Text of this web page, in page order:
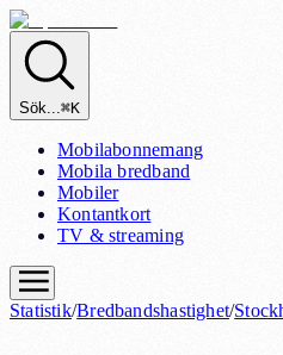
Sök...⌘K
Mobilabonnemang
Mobila bredband
Mobiler
Kontantkort
TV & streaming
Statistik/Bredbandshastighet/